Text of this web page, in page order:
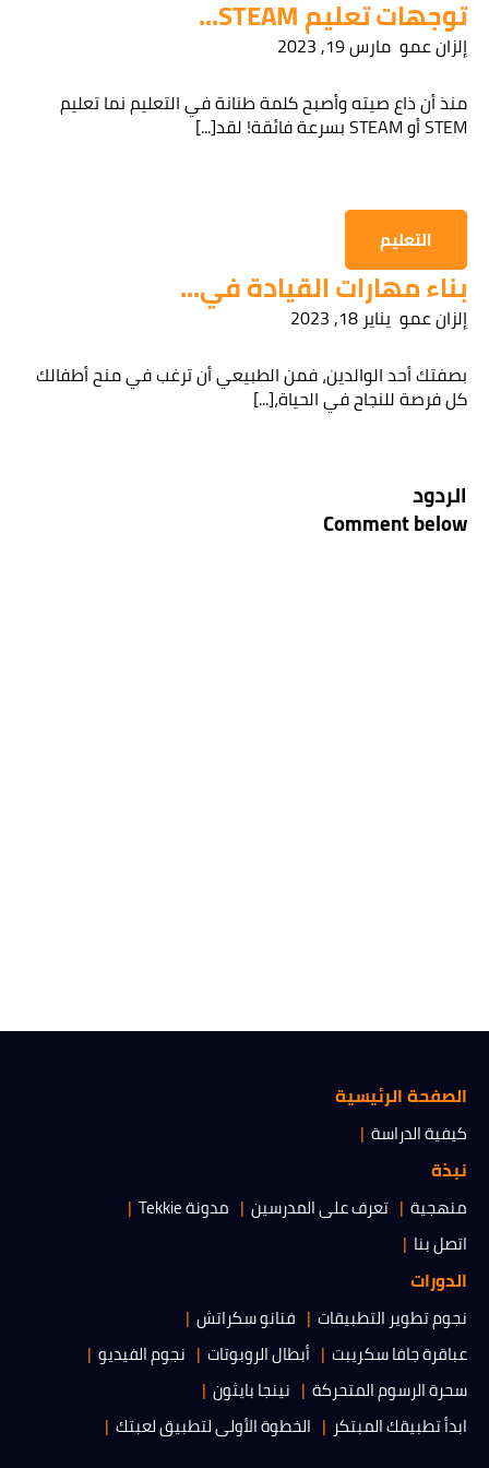
توجهات تعليم STEAM...
إلزان عمو مارس 19, 2023
منذ أن ذاع صيته وأصبح كلمة طنانة في التعليم نما تعليم
STEM أو STEAM بسرعة فائقة! لقد[...]
التعليم
بناء مهارات القيادة في...
إلزان عمو يناير 18, 2023
بصفتك أحد الوالدين، فمن الطبيعي أن ترغب في منح أطفالك
كل فرصة للنجاح في الحياة،[...]
الردود
Comment below
الصفحة الرئيسية
كيفية الدراسة
نبذة
منهجية تعرف على المدرسين
مدونة Tekkie
اتصل بنا
الدورات
نجوم تطوير التطبيقات
فنانو سكراتش
عباقرة جافا سكريبت
أبطال الروبوتات
نجوم الفيديو
سحرة الرسوم المتحركة
نينجا بايثون
ابدأ تطبيقك المبتكر
الخطوة الأولى لتطبيق لعبتك
قراءة سياسة الخصوصية
الحصول على المعلومات